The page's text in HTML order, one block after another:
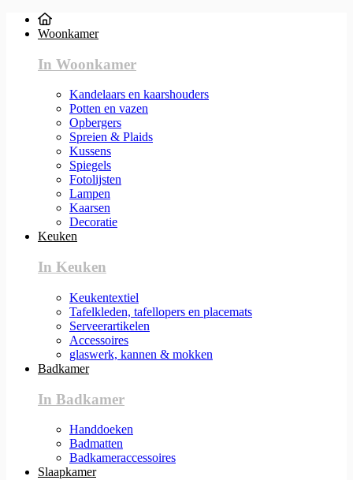
Woonkamer
In Woonkamer
Kandelaars en kaarshouders
Potten en vazen
Opbergers
Spreien & Plaids
Kussens
Spiegels
Fotolijsten
Lampen
Kaarsen
Decoratie
Keuken
In Keuken
Keukentextiel
Tafelkleden, tafellopers en placemats
Serveerartikelen
Accessoires
glaswerk, kannen & mokken
Badkamer
In Badkamer
Handdoeken
Badmatten
Badkameraccessoires
Slaapkamer